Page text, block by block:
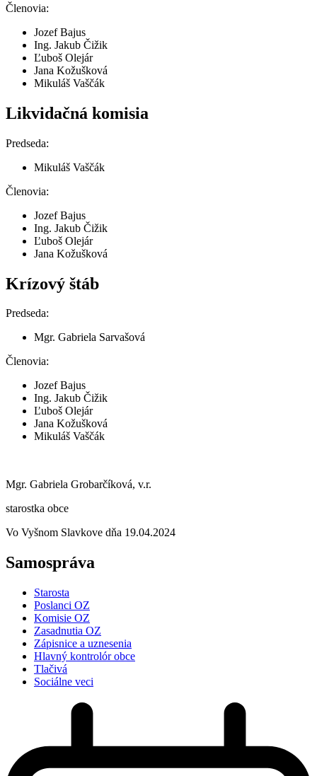
Členovia:
Jozef Bajus
Ing. Jakub Čižik
Ľuboš Olejár
Jana Kožušková
Mikuláš Vaščák
Likvidačná komisia
Predseda:
Mikuláš Vaščák
Členovia:
Jozef Bajus
Ing. Jakub Čižik
Ľuboš Olejár
Jana Kožušková
Krízový štáb
Predseda:
Mgr. Gabriela Sarvašová
Členovia:
Jozef Bajus
Ing. Jakub Čižik
Ľuboš Olejár
Jana Kožušková
Mikuláš Vaščák
Mgr. Gabriela Grobarčíková, v.r.
starostka obce
Vo Vyšnom Slavkove dňa 19.04.2024
Samospráva
Starosta
Poslanci OZ
Komisie OZ
Zasadnutia OZ
Zápisnice a uznesenia
Hlavný kontrolór obce
Tlačivá
Sociálne veci